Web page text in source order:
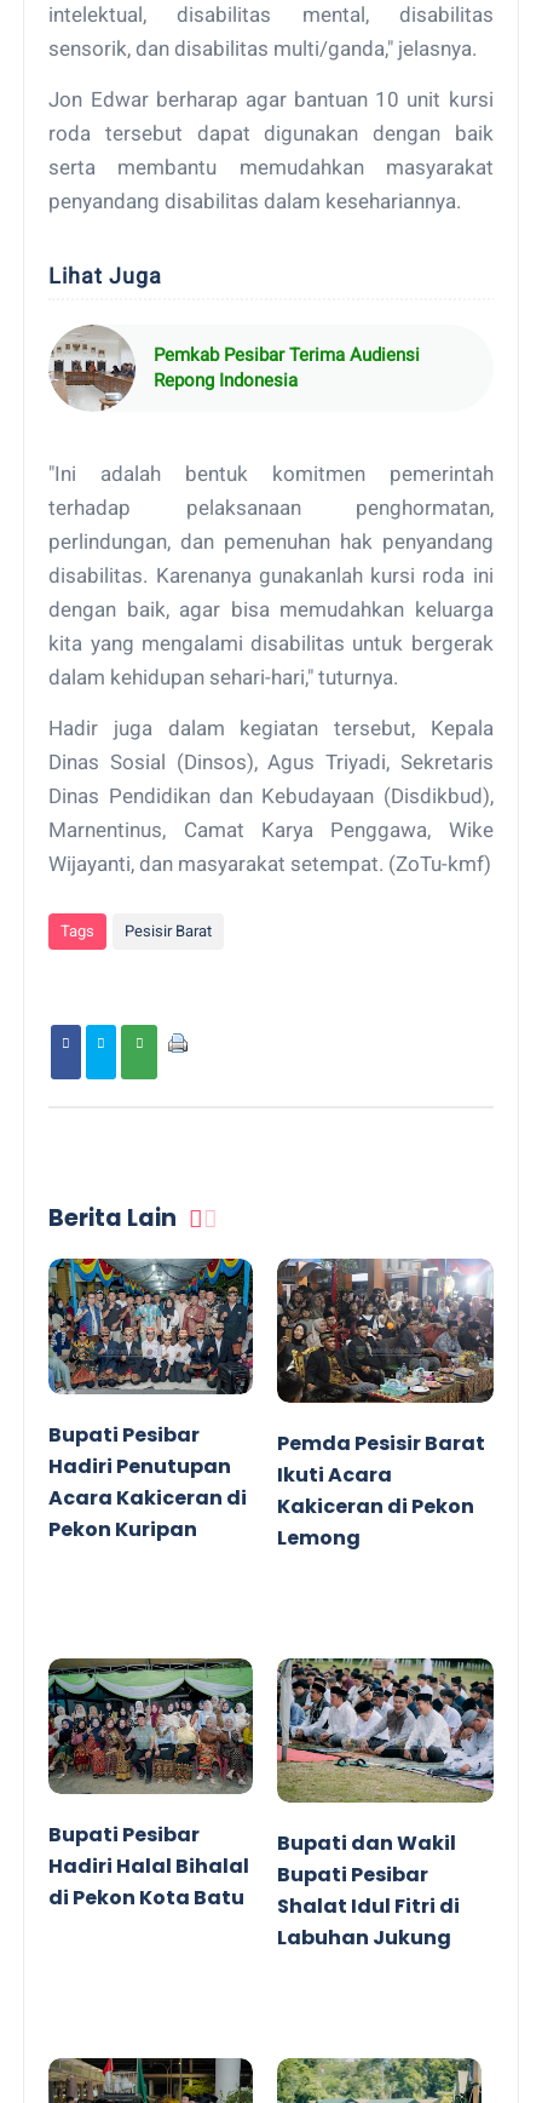
intelektual, disabilitas mental, disabilitas
sensorik, dan disabilitas multi/ganda," jelasnya.
Jon Edwar berharap agar bantuan 10 unit kursi
roda tersebut dapat digunakan dengan baik
serta membantu memudahkan masyarakat
penyandang disabilitas dalam kesehariannya.
Lihat Juga
Pemkab Pesibar Terima Audiensi
Repong Indonesia
"Ini adalah bentuk komitmen pemerintah
terhadap pelaksanaan penghormatan,
perlindungan, dan pemenuhan hak penyandang
disabilitas. Karenanya gunakanlah kursi roda ini
dengan baik, agar bisa memudahkan keluarga
kita yang mengalami disabilitas untuk bergerak
dalam kehidupan sehari-hari," tuturnya.
Hadir juga dalam kegiatan tersebut, Kepala
Dinas Sosial (Dinsos), Agus Triyadi, Sekretaris
Dinas Pendidikan dan Kebudayaan (Disdikbud),
Marnentinus, Camat Karya Penggawa, Wike
Wijayanti, dan masyarakat setempat. (ZoTu-kmf)
Tags Pesisir Barat
Berita Lain
Bupati Pesibar
Hadiri Penutupan
Acara Kakiceran di
Pekon Kuripan
Pemda Pesisir Barat
Ikuti Acara
Kakiceran di Pekon
Lemong
Bupati Pesibar
Hadiri Halal Bihalal
di Pekon Kota Batu
Bupati dan Wakil
Bupati Pesibar
Shalat Idul Fitri di
Labuhan Jukung